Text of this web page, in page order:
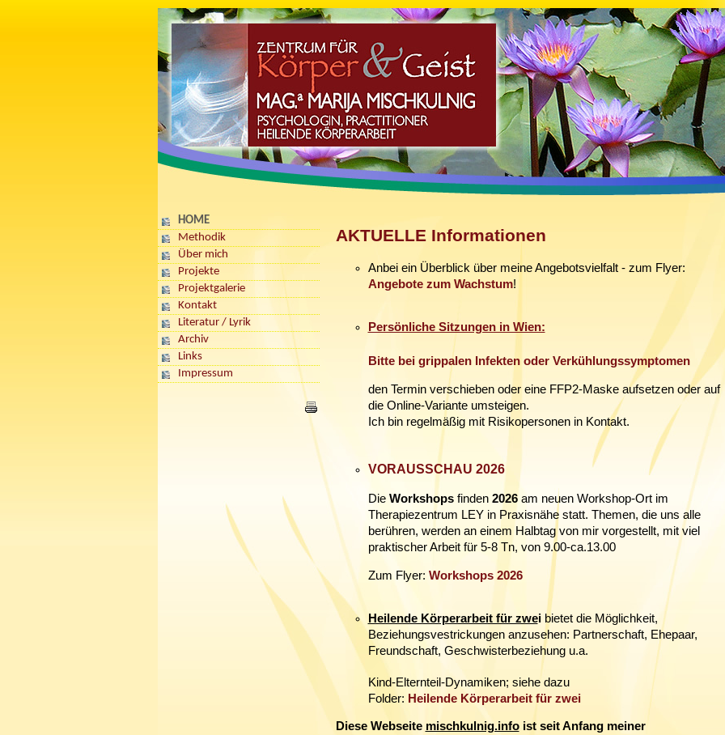
HOME
Methodik
Über mich
Projekte
Projektgalerie
Kontakt
Literatur / Lyrik
Archiv
Links
Impressum
AKTUELLE Informationen
Anbei ein Überblick über meine Angebotsvielfalt - zum Flyer:
Angebote zum Wachstum!
Persönliche Sitzungen in Wien:
Bitte bei grippalen Infekten oder Verkühlungssymptomen
den Termin verschieben oder eine FFP2-Maske aufsetzen oder auf
die Online-Variante umsteigen.
Ich bin regelmäßig mit Risikopersonen in Kontakt.
VORAUSSCHAU 2026
Die Workshops finden 2026 am neuen Workshop-Ort im
Therapiezentrum LEY in Praxisnähe statt. Themen, die uns alle
berühren, werden an einem Halbtag von mir vorgestellt, mit viel
praktischer Arbeit für 5-8 Tn, von 9.00-ca.13.00
Zum Flyer: Workshops2026
Heilende Körperarbeit für zweibietet die Möglichkeit,
Beziehungsvestrickungen anzusehen: Partnerschaft, Ehepaar,
Freundschaft, Geschwisterbeziehung u.a.
Kind-Elternteil-Dynamiken; siehe dazu
Folder: Heilende Körperarbeit für zwei
Diese Webseite mischkulnig.infoist seit Anfang meiner